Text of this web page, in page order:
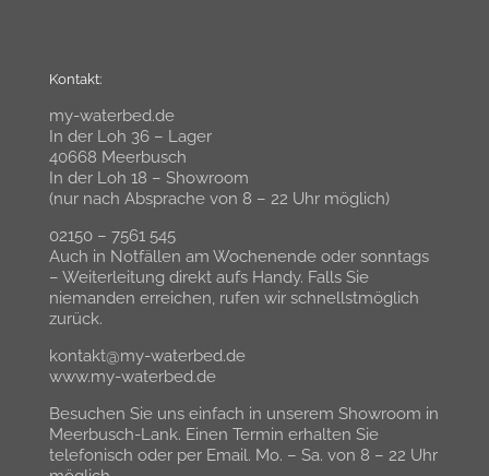
Kontakt:
my-waterbed.de
In der Loh 36 – Lager
40668 Meerbusch
In der Loh 18 – Showroom
(nur nach Absprache von 8 – 22 Uhr möglich)
02150 – 7561 545
Auch in Notfällen am Wochenende oder sonntags
– Weiterleitung direkt aufs Handy. Falls Sie
niemanden erreichen, rufen wir schnellstmöglich
zurück.
kontakt@my-waterbed.de
www.my-waterbed.de
Besuchen Sie uns einfach in unserem Showroom in
Meerbusch-Lank. Einen Termin erhalten Sie
telefonisch oder per Email. Mo. – Sa. von 8 – 22 Uhr